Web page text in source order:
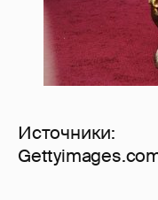
Источники: